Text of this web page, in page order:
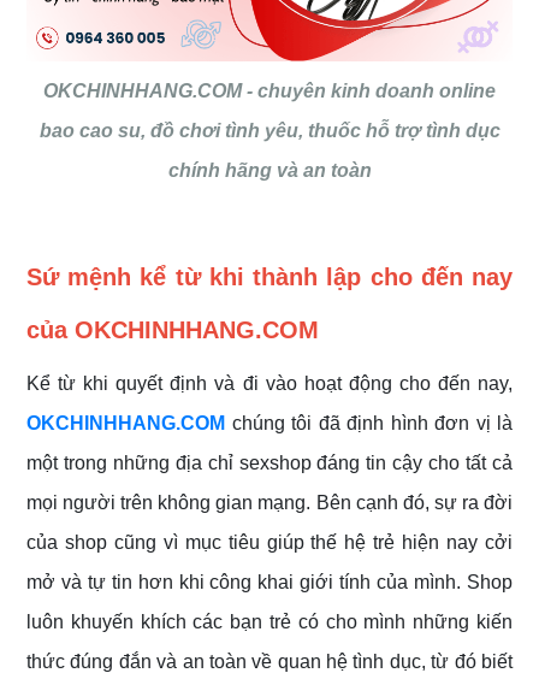
OKCHINHHANG.COM - chuyên kinh doanh online
bao cao su, đồ chơi tình yêu, thuốc hỗ trợ tình dục
chính hãng và an toàn
Sứ mệnh kể từ khi thành lập cho đến nay
của OKCHINHHANG.COM
Kể từ khi quyết định và đi vào hoạt động cho đến nay,
OKCHINHHANG.COM chúng tôi đã định hình đơn vị là
một trong những địa chỉ sexshop đáng tin cậy cho tất cả
mọi người trên không gian mạng. Bên cạnh đó, sự ra đời
của shop cũng vì mục tiêu giúp thế hệ trẻ hiện nay cởi
mở và tự tin hơn khi công khai giới tính của mình. Shop
luôn khuyến khích các bạn trẻ có cho mình những kiến
thức đúng đắn và an toàn về quan hệ tình dục, từ đó biết